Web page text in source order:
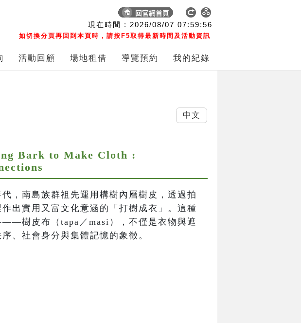
現在時間 : 2026/08/07 07:59:57
如切換分頁再回到本頁時，請按F5取得最新時間及活動資訊
活動回顧 場地租借 導覽預約 我的紀錄
Bark to Make Cloth :
，南島族群祖先運用構樹內層樹皮，透過拍
出實用又富文化意涵的「打樹成衣」。這種
——樹皮布（tapa／masi），不僅是衣物與遮
、社會身分與集體記憶的象徵。